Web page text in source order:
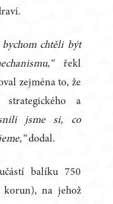
bychom chtěli být
řekl
zejména to, že
a
jsme si, co
dodal.
balíku 750
na jehož